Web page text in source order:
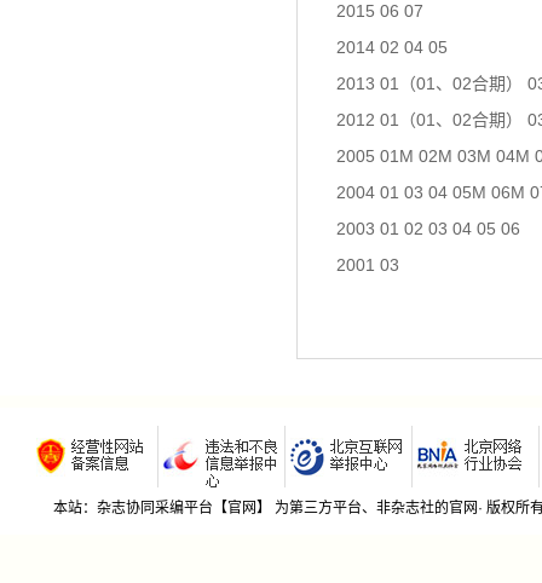
2015 06 07
2014 02 04 05
2013 01（01、02合期）
2012 01（01、02合期）
2005 01M 02M 03M 04M
2004 01 03 04 05M 06M
2003 01 02 03 04 05 06
2001 03
本站：杂志协同采编平台【官网】 为第三方平台、非杂志社的官网· 版权